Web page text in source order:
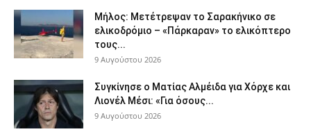
Μήλος: Μετέτρεψαν το Σαρακήνικο σε
ελικοδρόμιο – «Πάρκαραν» το ελικόπτερο
τους...
9 Αυγούστου 2026
Συγκίνησε ο Ματίας Αλμέιδα για Χόρχε και
Λιονέλ Μέσι: «Για όσους...
9 Αυγούστου 2026